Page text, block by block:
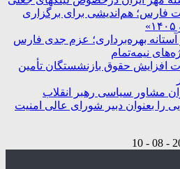
هم‌اندیشی برای برگزاری
آستانه بهره‌برداری؛ عزم جدی فارس
نیمه‌تمام
افزایش حقوق بازنشستگان تأمین
مشاور سیاسی رهبر انقلاب
را بعنوان دبیر شورای عالی امنیت